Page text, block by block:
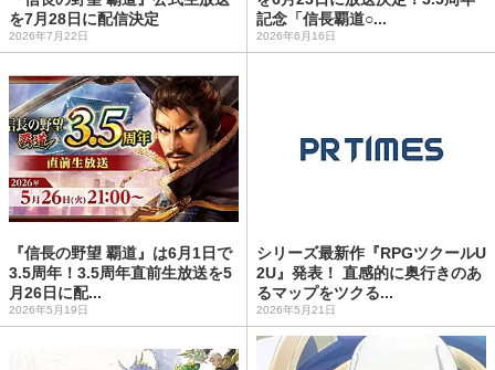
を7月28日に配信決定
2026年7月22日
記念「信長覇道○...
2026年6月16日
『信長の野望 覇道』は6月1日で
3.5周年！3.5周年直前生放送を5
月26日に配...
2026年5月19日
シリーズ最新作『RPGツクールU
2U』発表！ 直感的に奥行きのあ
るマップをツクる...
2026年5月21日